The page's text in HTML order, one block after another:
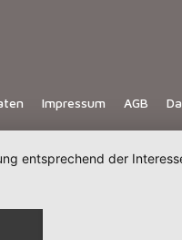
Impressum AGB
entsprechend der